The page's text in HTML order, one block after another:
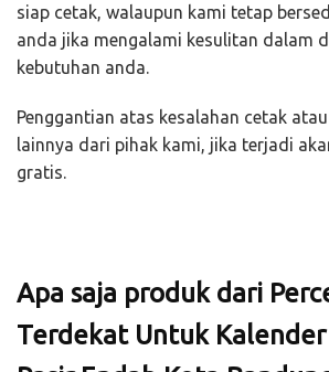
siap cetak, walaupun kami tetap
anda jika mengalami kesulitan dalam
kebutuhan anda.
Penggantian atas kesalahan cetak
lainnya dari pihak kami, jika terjadi
gratis.
Apa saja produk dari
Terdekat Untuk